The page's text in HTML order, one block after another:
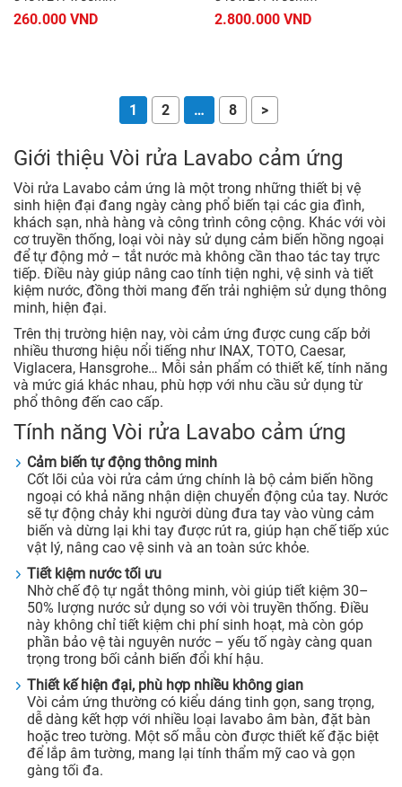
260.000 VND 2.800.000 VND
1 2 … 8 >
Giới thiệu Vòi rửa Lavabo cảm ứng
Vòi rửa Lavabo cảm ứng là một trong những thiết bị vệ
sinh hiện đại đang ngày càng phổ biến tại các gia đình,
khách sạn, nhà hàng và công trình công cộng. Khác với vòi
cơ truyền thống, loại vòi này sử dụng cảm biến hồng ngoại
để tự động mở – tắt nước mà không cần thao tác tay trực
tiếp. Điều này giúp nâng cao tính tiện nghi, vệ sinh và tiết
kiệm nước, đồng thời mang đến trải nghiệm sử dụng thông
minh, hiện đại.
Trên thị trường hiện nay, vòi cảm ứng được cung cấp bởi
nhiều thương hiệu nổi tiếng như INAX, TOTO, Caesar,
Viglacera, Hansgrohe… Mỗi sản phẩm có thiết kế, tính năng
và mức giá khác nhau, phù hợp với nhu cầu sử dụng từ
phổ thông đến cao cấp.
Tính năng Vòi rửa Lavabo cảm ứng
Cảm biến tự động thông minh
Cốt lõi của vòi rửa cảm ứng chính là bộ cảm biến hồng
ngoại có khả năng nhận diện chuyển động của tay. Nước
sẽ tự động chảy khi người dùng đưa tay vào vùng cảm
biến và dừng lại khi tay được rút ra, giúp hạn chế tiếp xúc
vật lý, nâng cao vệ sinh và an toàn sức khỏe.
Tiết kiệm nước tối ưu
Nhờ chế độ tự ngắt thông minh, vòi giúp tiết kiệm 30–
50% lượng nước sử dụng so với vòi truyền thống. Điều
này không chỉ tiết kiệm chi phí sinh hoạt, mà còn góp
phần bảo vệ tài nguyên nước – yếu tố ngày càng quan
trọng trong bối cảnh biến đổi khí hậu.
Thiết kế hiện đại, phù hợp nhiều không gian
Vòi cảm ứng thường có kiểu dáng tinh gọn, sang trọng,
dễ dàng kết hợp với nhiều loại lavabo âm bàn, đặt bàn
hoặc treo tường. Một số mẫu còn được thiết kế đặc biệt
để lắp âm tường, mang lại tính thẩm mỹ cao và gọn
gàng tối đa.